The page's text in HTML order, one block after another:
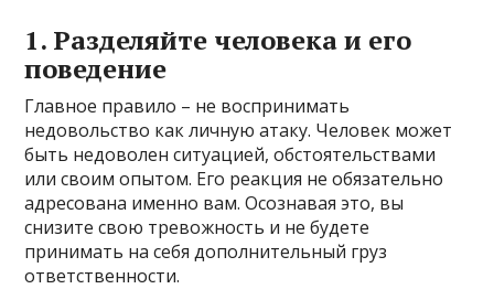
1. Разделяйте человека и его
поведение
Главное правило – не воспринимать
недовольство как личную атаку. Человек может
быть недоволен ситуацией, обстоятельствами
или своим опытом. Его реакция не обязательно
адресована именно вам. Осознавая это, вы
снизите свою тревожность и не будете
принимать на себя дополнительный груз
ответственности.